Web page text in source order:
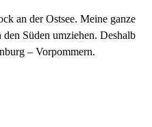
an der Ostsee. Meine ganze
Süden umziehen. Deshalb
– Vorpommern.